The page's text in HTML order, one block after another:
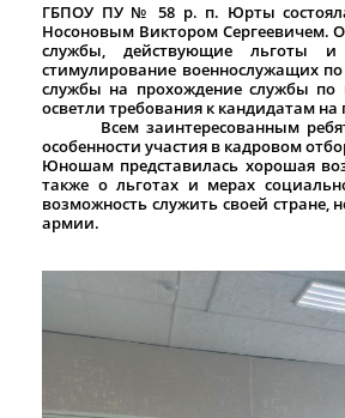
ГБПОУ ПУ № 58 р. п. Юрты
Носоновым Виктором Сергеевичем.
службы, действующие льготы и
стимулирование военнослужащих
службы на прохождение службы по
осветли требования к кандидатам
Всем заинтересованным
особенности участия в кадровом
Юношам представилась хорошая
также о льготах и мерах
возможность служить своей
армии.